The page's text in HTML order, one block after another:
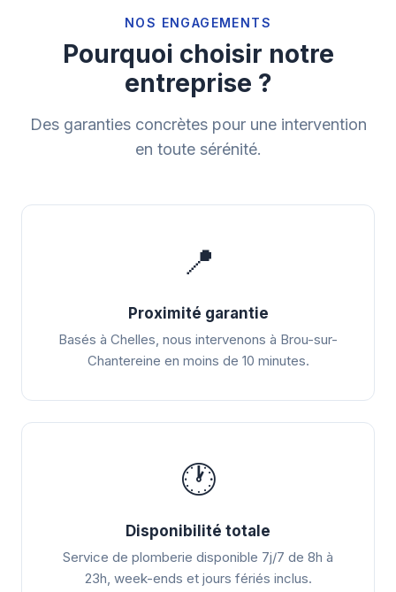
NOS ENGAGEMENTS
Pourquoi choisir notre
entreprise ?
Des garanties concrètes pour une intervention
en toute sérénité.
📍
Proximité garantie
Basés à Chelles, nous intervenons à Brou-sur-
Chantereine en moins de 10 minutes.
🕐
Disponibilité totale
Service de plomberie disponible 7j/7 de 8h à
23h, week-ends et jours fériés inclus.